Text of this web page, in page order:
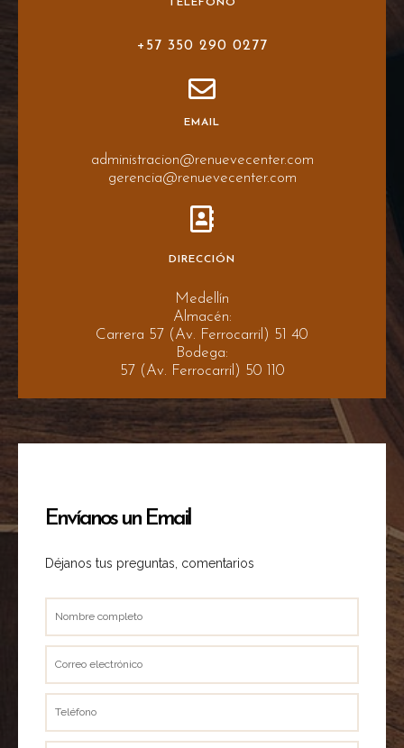
TELÉFONO
+57 350 290 0277
EMAIL
administracion@renuevecenter.com
gerencia@renuevecenter.com
DIRECCIÓN
Medellín
Almacén:
Carrera 57 (Av. Ferrocarril) 51 40
Bodega:
57 (Av. Ferrocarril) 50 110
Envíanos un Email
Déjanos tus preguntas, comentarios